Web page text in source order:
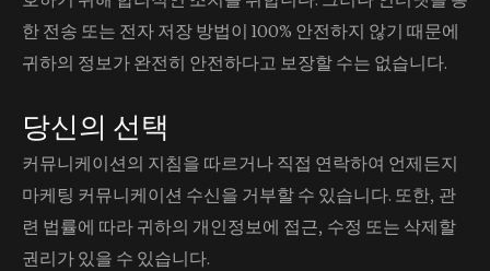
한 전송 또는 전자 저장 방법이 100% 안전하지 않기 때문에
귀하의 정보가 완전히 안전하다고 보장할 수는 없습니다.
당신의 선택
커뮤니케이션의 지침을 따르거나 직접 연락하여 언제든지
마케팅 커뮤니케이션 수신을 거부할 수 있습니다. 또한, 관
련 법률에 따라 귀하의 개인정보에 접근, 수정 또는 삭제할
권리가 있을 수 있습니다.